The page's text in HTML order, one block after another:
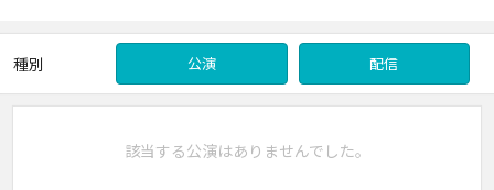
種別 公演 配信
該当する公演はありませんでした。